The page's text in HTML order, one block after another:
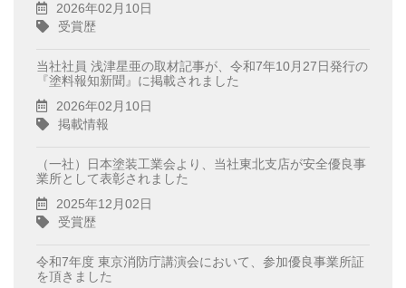
2026年02月10日
受賞歴
当社社員 浅津星亜の取材記事が、令和7年10月27日発行の
『塗料報知新聞』に掲載されました
2026年02月10日
掲載情報
（一社）日本塗装工業会より、当社東北支店が安全優良事
業所として表彰されました
2025年12月02日
受賞歴
令和7年度 東京消防庁講演会において、参加優良事業所証
を頂きました